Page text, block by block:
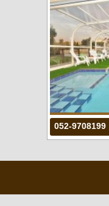
052-9708199